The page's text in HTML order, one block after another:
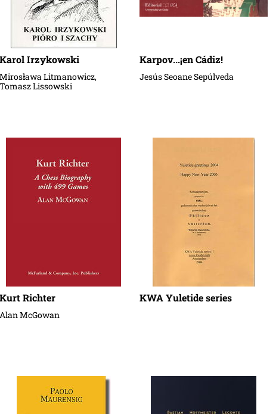
Karol Irzykowski
Mirosława Litmanowicz,
Tomasz Lissowski
Karpov...¡en Cádiz!
Jesús Seoane Sepúlveda
Kurt Richter
Alan McGowan
KWA Yuletide series